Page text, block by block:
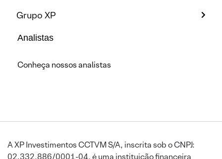
Grupo XP
Analistas
Conheça nossos analistas
A XP Investimentos CCTVM S/A, inscrita sob o CNPJ:
02.332.886/0001-04, é uma instituição financeira